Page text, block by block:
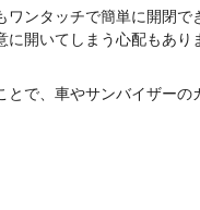
ンタッチで簡単に開閉で
開いてしまう心配もあり
で、車やサンバイザー